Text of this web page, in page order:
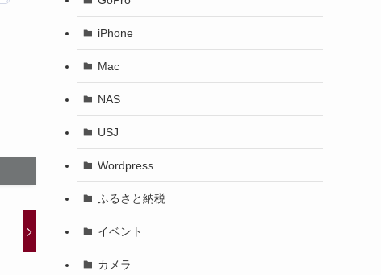
iPhone
Mac
NAS
USJ
Wordpress
ふるさと納税
イベント
カメラ